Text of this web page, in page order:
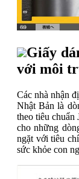
Giấy
với môi
Các nhà nhận
Nhật Bản là
theo tiêu
cho những
ngặt với tiêu
sức khỏe con